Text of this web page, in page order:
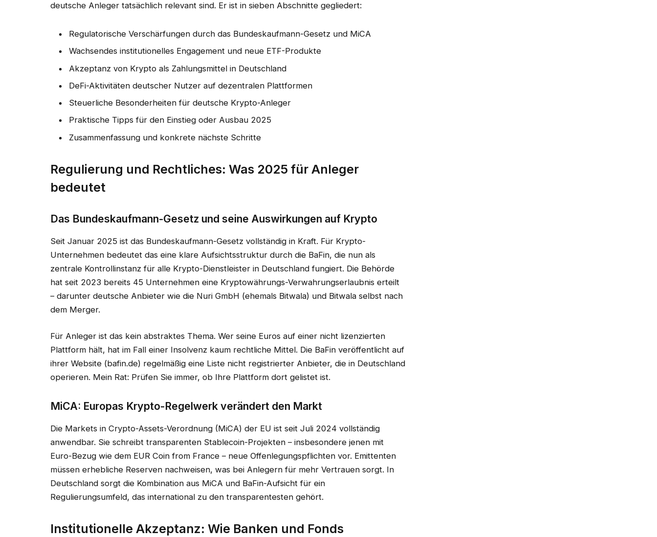
deutsche Anleger tatsächlich relevant sind. Er ist in sieben Abschnitte gegliedert:
Regulatorische Verschärfungen durch das Bundeskaufmann-Gesetz und MiCA
Wachsendes institutionelles Engagement und neue ETF-Produkte
Akzeptanz von Krypto als Zahlungsmittel in Deutschland
DeFi-Aktivitäten deutscher Nutzer auf dezentralen Plattformen
Steuerliche Besonderheiten für deutsche Krypto-Anleger
Praktische Tipps für den Einstieg oder Ausbau 2025
Zusammenfassung und konkrete nächste Schritte
Regulierung und Rechtliches: Was 2025 für Anleger
bedeutet
Das Bundeskaufmann-Gesetz und seine Auswirkungen auf Krypto
Seit Januar 2025 ist das Bundeskaufmann-Gesetz vollständig in Kraft. Für Krypto-
Unternehmen bedeutet das eine klare Aufsichtsstruktur durch die BaFin, die nun als
zentrale Kontrollinstanz für alle Krypto-Dienstleister in Deutschland fungiert. Die Behörde
hat seit 2023 bereits 45 Unternehmen eine Kryptowährungs-Verwahrungserlaubnis erteilt
– darunter deutsche Anbieter wie die Nuri GmbH (ehemals Bitwala) und Bitwala selbst nach
dem Merger.
Für Anleger ist das kein abstraktes Thema. Wer seine Euros auf einer nicht lizenzierten
Plattform hält, hat im Fall einer Insolvenz kaum rechtliche Mittel. Die BaFin veröffentlicht auf
ihrer Website (bafin.de) regelmäßig eine Liste nicht registrierter Anbieter, die in Deutschland
operieren. Mein Rat: Prüfen Sie immer, ob Ihre Plattform dort gelistet ist.
MiCA: Europas Krypto-Regelwerk verändert den Markt
Die Markets in Crypto-Assets-Verordnung (MiCA) der EU ist seit Juli 2024 vollständig
anwendbar. Sie schreibt transparenten Stablecoin-Projekten – insbesondere jenen mit
Euro-Bezug wie dem EUR Coin from France – neue Offenlegungspflichten vor. Emittenten
müssen erhebliche Reserven nachweisen, was bei Anlegern für mehr Vertrauen sorgt. In
Deutschland sorgt die Kombination aus MiCA und BaFin-Aufsicht für ein
Regulierungsumfeld, das international zu den transparentesten gehört.
Institutionelle Akzeptanz: Wie Banken und Fonds